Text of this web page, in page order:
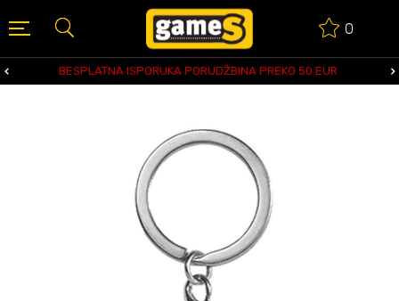
0
BESPLATNA ISPORUKA PORUDŽBINA PREKO 50 EUR